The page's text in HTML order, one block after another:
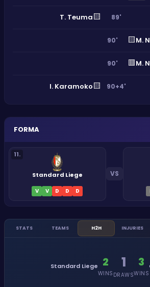
T. Teuma🟨 89'
90' 🟨M.
90' 🟥M.
I. Karamoko🟨 90+4'
FORMA
11.
Standard Liege
V V D D D
VS
STATS TEAMS H2H INJURIES
Standard Liege 2
WINS
1
DRAWS
3
WINS